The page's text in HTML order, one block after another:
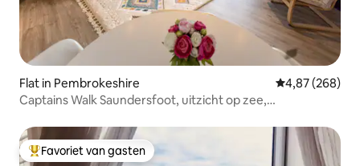
Flat in Pembrokeshire Gemiddelde
4,87 (268)
Captains Walk Saundersfoot, uitzicht op zee,
Topfavoriet van gasten
Favoriet van gasten